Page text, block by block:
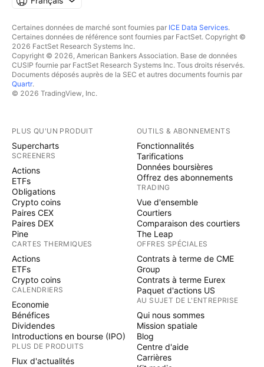
Certaines données de marché sont fournies par ICE Data Services.
Certaines données de référence sont fournies par FactSet. Copyright ©
2026 FactSet Research Systems Inc.
Copyright © 2026, American Bankers Association. Base de données
CUSIP fournie par FactSet Research Systems Inc. Tous droits réservés.
Documents déposés auprès de la SEC et autres documents fournis par
Quartr.
© 2026 TradingView, Inc.
PLUS QU'UN PRODUIT
Supercharts
SCREENERS
Actions
ETFs
Obligations
Crypto coins
Paires CEX
Paires DEX
Pine
CARTES THERMIQUES
Actions
ETFs
Crypto coins
CALENDRIERS
Economie
Bénéfices
Dividendes
Introductions en bourse (IPO)
PLUS DE PRODUITS
Flux d'actualités
OUTILS & ABONNEMENTS
Fonctionnalités
Tarifications
Données boursières
Offrez des abonnements
TRADING
Vue d'ensemble
Courtiers
Comparaison des courtiers
The Leap
OFFRES SPÉCIALES
Contrats à terme de CME
Group
Contrats à terme Eurex
Paquet d'actions US
AU SUJET DE L'ENTREPRISE
Qui nous sommes
Mission spatiale
Blog
Centre d'aide
Carrières